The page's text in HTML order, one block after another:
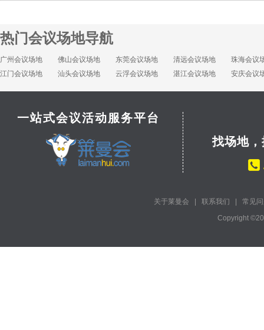
热门会议场地导航
广州会议场地 佛山会议场地 东莞会议场地 清远会议场地
珠海会议
江门会议场地
汕头会议场地 云浮会议场地 湛江会议场地 安庆会议
一站式会议活动服务平台
找场地
关于莱曼会 联系我们
常见
Copyright